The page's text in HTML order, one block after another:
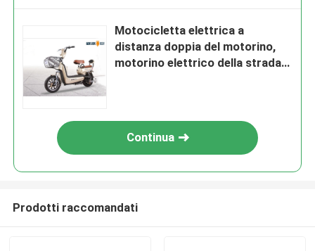
Motocicletta elettrica a
distanza doppia del motorino,
motorino elettrico della strada
Continua
Prodotti raccomandati